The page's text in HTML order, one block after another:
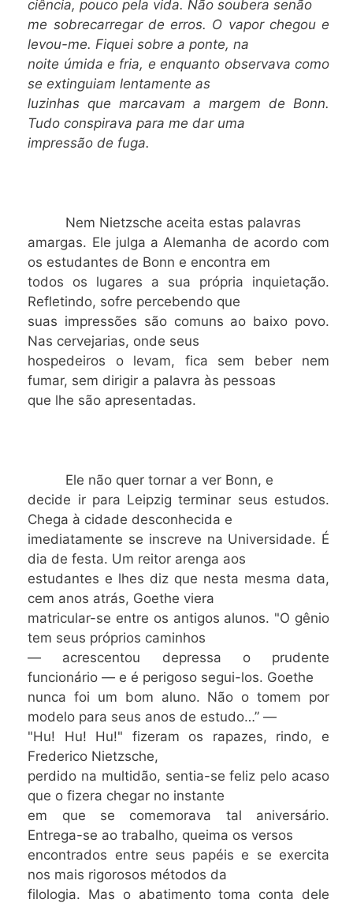
ciência, pouco pela vida. Não soubera senão
me sobrecarregar de erros. O vapor chegou e
levou-me. Fiquei sobre a ponte, na
noite úmida e fria, e enquanto observava como
se extinguiam lentamente as
luzinhas que marcavam a margem de Bonn.
Tudo conspirava para me dar uma
impressão de fuga.
Nem Nietzsche aceita estas palavras
amargas. Ele julga a Alemanha de acordo com
os estudantes de Bonn e encontra em
todos os lugares a sua própria inquietação.
Refletindo, sofre percebendo que
suas impressões são comuns ao baixo povo.
Nas cervejarias, onde seus
hospedeiros o levam, fica sem beber nem
fumar, sem dirigir a palavra às pessoas
que lhe são apresentadas.
Ele não quer tornar a ver Bonn, e
decide ir para Leipzig terminar seus estudos.
Chega à cidade desconhecida e
imediatamente se inscreve na Universidade. É
dia de festa. Um reitor arenga aos
estudantes e lhes diz que nesta mesma data,
cem anos atrás, Goethe viera
matricular-se entre os antigos alunos. "O gênio
tem seus próprios caminhos
— acrescentou depressa o prudente
funcionário — e é perigoso segui-los. Goethe
nunca foi um bom aluno. Não o tomem por
modelo para seus anos de estudo…” —
"Hu! Hu! Hu!" fizeram os rapazes, rindo, e
Frederico Nietzsche,
perdido na multidão, sentia-se feliz pelo acaso
que o fizera chegar no instante
em que se comemorava tal aniversário.
Entrega-se ao trabalho, queima os versos
encontrados entre seus papéis e se exercita
nos mais rigorosos métodos da
filologia. Mas o abatimento toma conta dele